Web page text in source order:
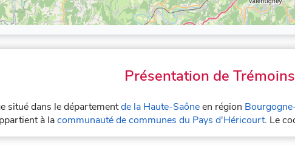
Présentation de Trémoins
situé dans le départementde la Haute-Saôneen région
à lacommunauté de communes du Pays d'Héricourt. Le